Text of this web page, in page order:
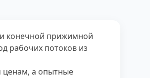
и конечной прижимной
рабочих потоков из
ценам, а опытные